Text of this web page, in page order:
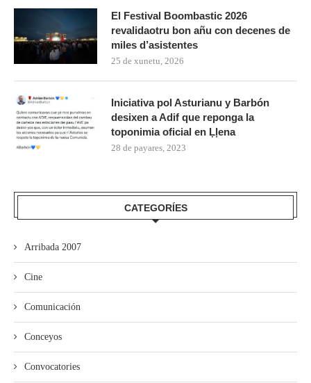
El Festival Boombastic 2026
revalidaotru bon añu con decenes de
miles d’asistentes
25 de xunetu, 2026
Iniciativa pol Asturianu y Barbón
desixen a Adif que reponga la
toponimia oficial en Ḷḷena
28 de payares, 2023
CATEGORÍES
Arribada 2007
Cine
Comunicación
Conceyos
Convocatories